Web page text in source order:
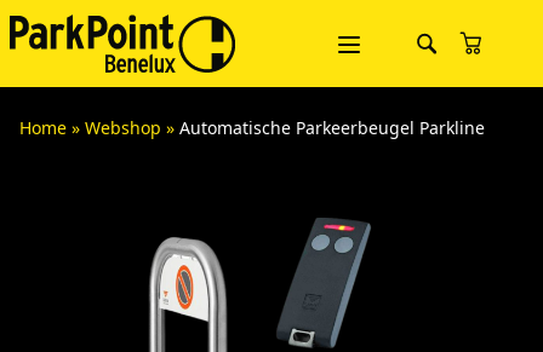
Home » Webshop » Automatische Parkeerbeugel Parkline